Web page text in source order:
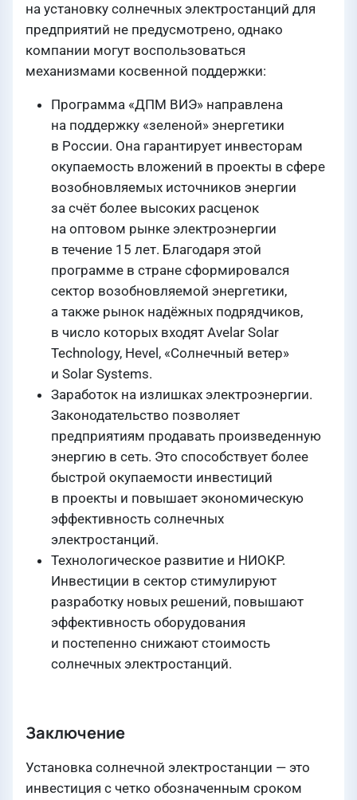
на установку солнечных электростанций для
предприятий не предусмотрено, однако
компании могут воспользоваться
механизмами косвенной поддержки:
Программа «ДПМ ВИЭ» направлена
на поддержку «зеленой» энергетики
в России. Она гарантирует инвесторам
окупаемость вложений в проекты в сфере
возобновляемых источников энергии
за счёт более высоких расценок
на оптовом рынке электроэнергии
в течение 15 лет. Благодаря этой
программе в стране сформировался
сектор возобновляемой энергетики,
а также рынок надёжных подрядчиков,
в число которых входят Avelar Solar
Technology, Hevel, «Солнечный ветер»
и Solar Systems.
Заработок на излишках электроэнергии.
Законодательство позволяет
предприятиям продавать произведенную
энергию в сеть. Это способствует более
быстрой окупаемости инвестиций
в проекты и повышает экономическую
эффективность солнечных
электростанций.
Технологическое развитие и НИОКР.
Инвестиции в сектор стимулируют
разработку новых решений, повышают
эффективность оборудования
и постепенно снижают стоимость
солнечных электростанций.
Заключение
Установка солнечной электростанции — это
инвестиция с четко обозначенным сроком